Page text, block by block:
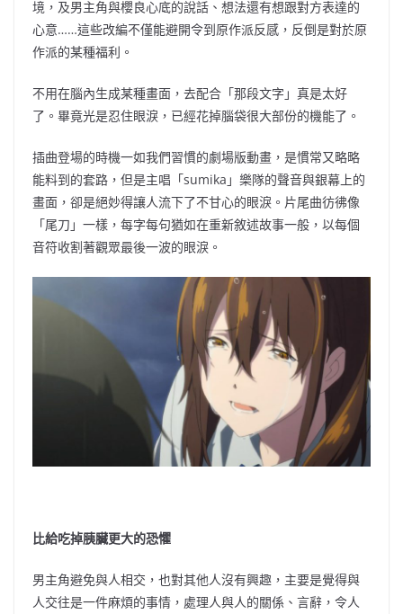
境，及男主角與櫻良心底的說話、想法還有想跟對方表達的
心意……這些改編不僅能避開令到原作派反感，反倒是對於原
作派的某種福利。
不用在腦內生成某種畫面，去配合「那段文字」真是太好
了。畢竟光是忍住眼淚，已經花掉腦袋很大部份的機能了。
插曲登場的時機一如我們習慣的劇場版動畫，是慣常又略略
能料到的套路，但是主唱「sumika」樂隊的聲音與銀幕上的
畫面，卻是絕妙得讓人流下了不甘心的眼淚。片尾曲彷彿像
「尾刀」一樣，每字每句猶如在重新敘述故事一般，以每個
音符收割著觀眾最後一波的眼淚。
比給吃掉胰臟更大的恐懼
男主角避免與人相交，也對其他人沒有興趣，主要是覺得與
人交往是一件麻煩的事情，處理人與人的關係、言辭，令人